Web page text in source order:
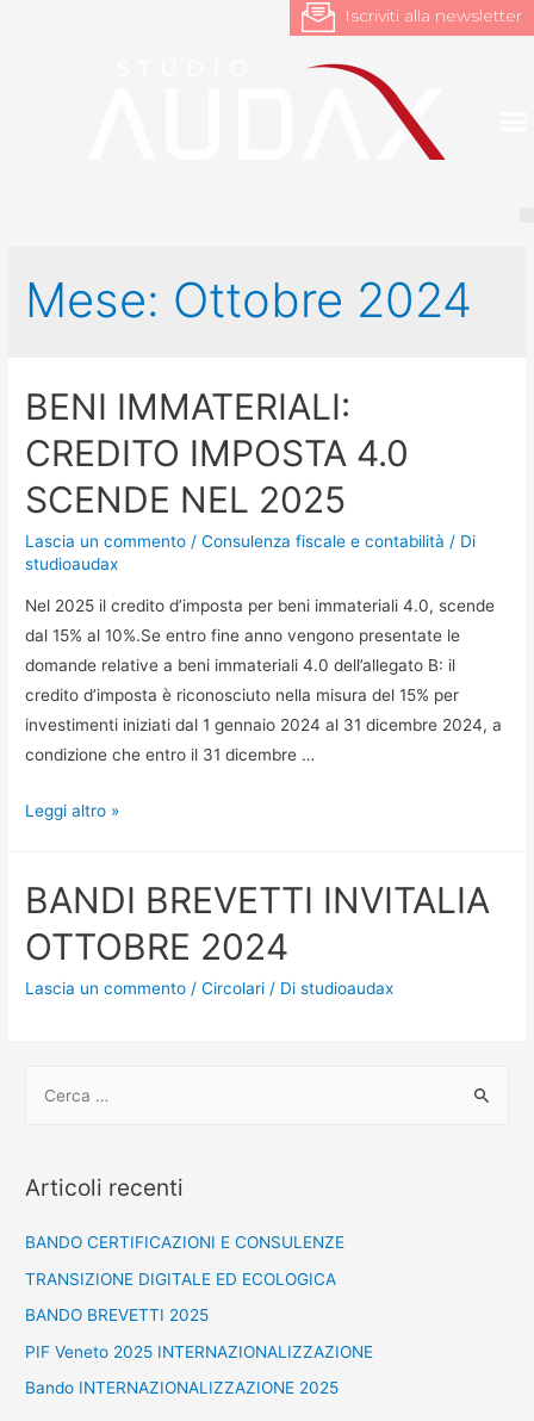
Iscriviti alla newsletter
Mese: Ottobre 2024
BENI IMMATERIALI:
CREDITO IMPOSTA 4.0
SCENDE NEL 2025
Lascia un commento /Consulenza fiscale e contabilità / Di
studioaudax
Nel 2025 il credito d’imposta per beni immateriali 4.0, scende
dal 15% al 10%.Se entro fine anno vengono presentate le
domande relative a beni immateriali 4.0 dell’allegato B: il
credito d’imposta è riconosciuto nella misura del 15% per
investimenti iniziati dal 1 gennaio 2024 al 31 dicembre 2024, a
condizione che entro il 31 dicembre …
Leggi altro »
BANDI BREVETTI INVITALIA
OTTOBRE 2024
Lascia un commento /Circolari / Distudioaudax
Articoli recenti
BANDO CERTIFICAZIONI E CONSULENZE
TRANSIZIONE DIGITALE ED ECOLOGICA
BANDO BREVETTI 2025
PIF Veneto 2025 INTERNAZIONALIZZAZIONE
Bando INTERNAZIONALIZZAZIONE 2025